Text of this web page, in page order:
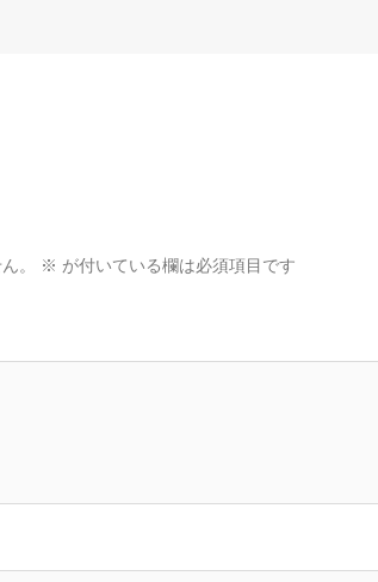
。 ※ が付いている欄は必須項目です